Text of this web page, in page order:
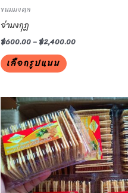
ขนมมงคล
จ่ามงกุฎ
฿600.00–฿2,400.00
เลือกรูปแบบ
the
product
page
This
product
has
multiple
variants.
The